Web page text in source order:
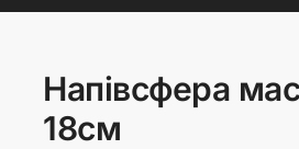
Напівсфера
18см